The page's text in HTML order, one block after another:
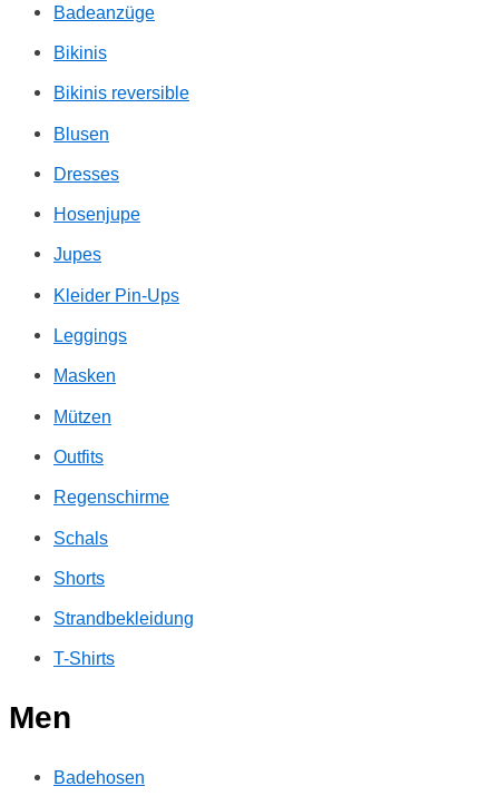
Badeanzüge
Bikinis
Bikinis reversible
Blusen
Dresses
Hosenjupe
Jupes
Kleider Pin-Ups
Leggings
Masken
Mützen
Outfits
Regenschirme
Schals
Shorts
Strandbekleidung
T-Shirts
Men
Badehosen